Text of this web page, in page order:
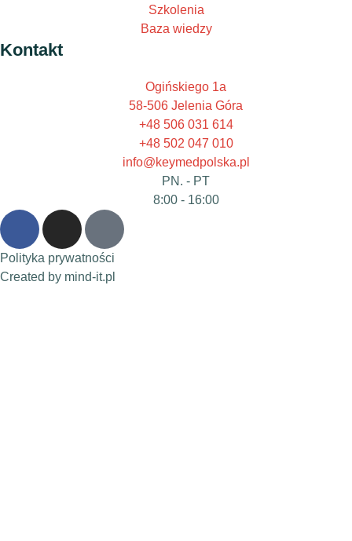
Szkolenia
Baza wiedzy
Kontakt
Ogińskiego 1a
58-506 Jelenia Góra
+48 506 031 614
+48 502 047 010
info@keymedpolska.pl
PN. - PT
8:00 - 16:00
Polityka prywatności
Created by mind-it.pl